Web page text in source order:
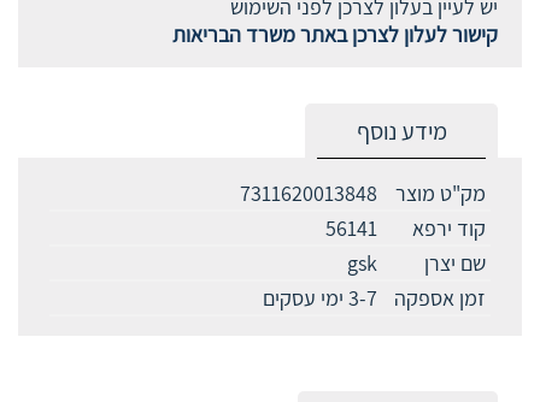
יש לעיין בעלון לצרכן לפני השימוש
קישור לעלון לצרכן באתר משרד הבריאות
מידע נוסף
מק"ט מוצר
7311620013848
קוד ירפא
56141
שם יצרן
gsk
זמן אספקה
3-7 ימי עסקים